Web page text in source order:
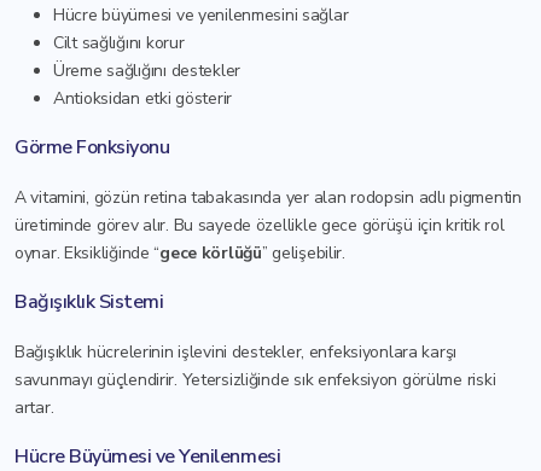
Hücre büyümesi ve yenilenmesini sağlar
Cilt sağlığını korur
Üreme sağlığını destekler
Antioksidan etki gösterir
Görme Fonksiyonu
A vitamini, gözün retina tabakasında yer alan rodopsin adlı pigmentin
üretiminde görev alır. Bu sayede özellikle gece görüşü için kritik rol
oynar. Eksikliğinde “gece körlüğü” gelişebilir.
Bağışıklık Sistemi
Bağışıklık hücrelerinin işlevini destekler, enfeksiyonlara karşı
savunmayı güçlendirir. Yetersizliğinde sık enfeksiyon görülme riski
artar.
Hücre Büyümesi ve Yenilenmesi